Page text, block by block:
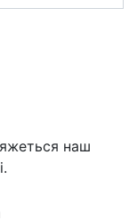
наш